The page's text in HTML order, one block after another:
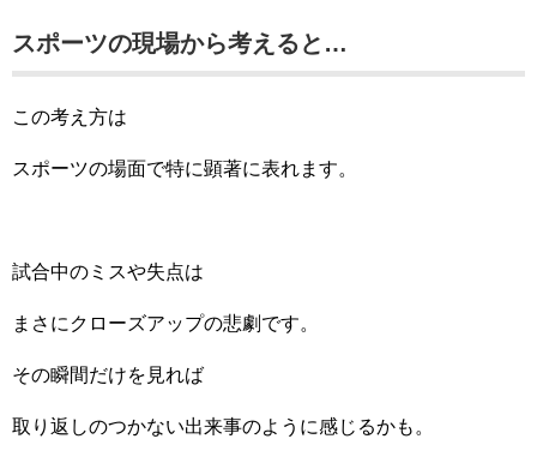
スポーツの現場から考えると…
この考え方は
スポーツの場面で特に顕著に表れます。
試合中のミスや失点は
まさにクローズアップの悲劇です。
その瞬間だけを見れば
取り返しのつかない出来事のように感じるかも。